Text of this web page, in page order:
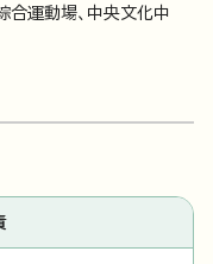
合運動場、中央文化中